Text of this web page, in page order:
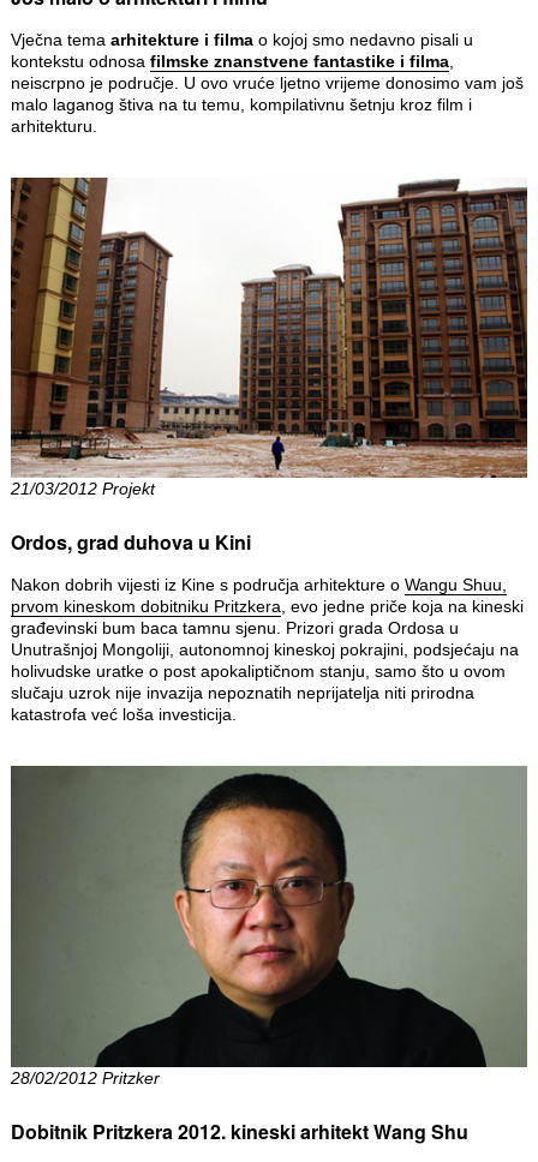
Vječna tema arhitekture i filmao kojoj smo nedavno pisali u
kontekstu odnosa filmske znanstvene fantastike i filma,
neiscrpno je područje. U ovo vruće ljetno vrijeme donosimo vam još
malo laganog štiva na tu temu, kompilativnu šetnju kroz film i
arhitekturu.
21/03/2012 Projekt
Ordos, grad duhova u Kini
Nakon dobrih vijesti iz Kine s područja arhitekture o Wangu Shuu,
prvom kineskom dobitniku Pritzkera, evo jedne priče koja na kineski
građevinski bum baca tamnu sjenu. Prizori grada Ordosa u
Unutrašnjoj Mongoliji, autonomnoj kineskoj pokrajini, podsjećaju na
holivudske uratke o post apokaliptičnom stanju, samo što u ovom
slučaju uzrok nije invazija nepoznatih neprijatelja niti prirodna
katastrofa već loša investicija.
28/02/2012 Pritzker
Dobitnik Pritzkera 2012. kineski arhitekt Wang Shu